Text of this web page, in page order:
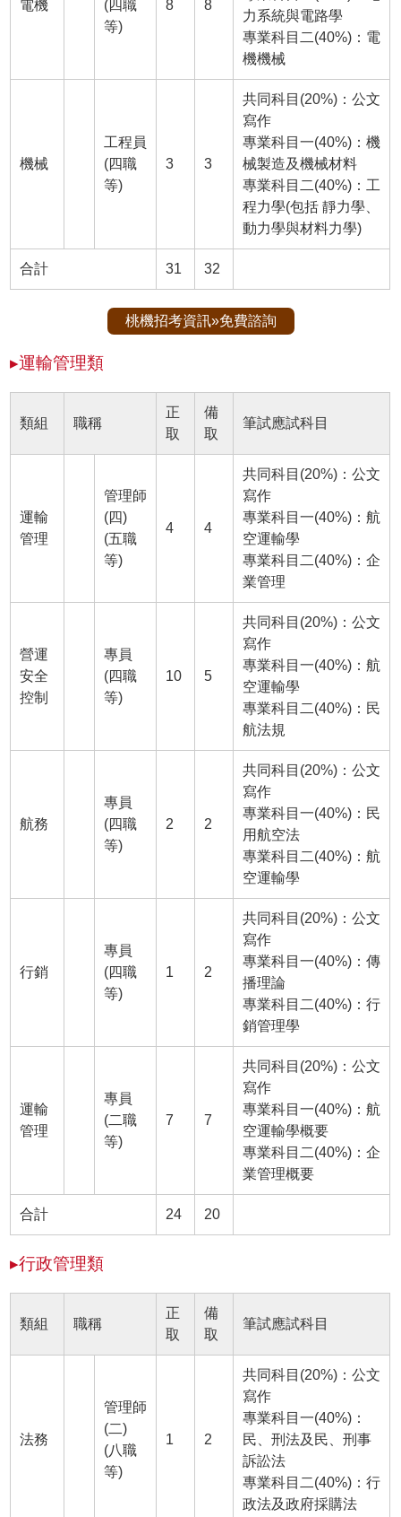
電機
(四職
等)
8 8
力系統與電路學
專業科目二(40%)：電
機機械
機械
工程員
(四職
等)
3 3
共同科目(20%)：公文
寫作
專業科目一(40%)：機
械製造及機械材料
專業科目二(40%)：工
程力學(包括 靜力學、
動力學與材料力學)
合計 31 32
桃機招考資訊»免費諮詢
▸運輸管理類
類組 職稱
正
取
備
取
筆試應試科目
運輸
管理
管理師
(四)
(五職
等)
4 4
共同科目(20%)：公文
寫作
專業科目一(40%)：航
空運輸學
專業科目二(40%)：企
業管理
營運
安全
控制
專員
(四職
等)
10 5
共同科目(20%)：公文
寫作
專業科目一(40%)：航
空運輸學
專業科目二(40%)：民
航法規
航務
專員
(四職
等)
2 2
共同科目(20%)：公文
寫作
專業科目一(40%)：民
用航空法
專業科目二(40%)：航
空運輸學
行銷
專員
(四職
等)
1 2
共同科目(20%)：公文
寫作
專業科目一(40%)：傳
播理論
專業科目二(40%)：行
銷管理學
運輸
管理
專員
(二職
等)
7 7
共同科目(20%)：公文
寫作
專業科目一(40%)：航
空運輸學概要
專業科目二(40%)：企
業管理概要
合計 24 20
▸行政管理類
類組 職稱
正
取
備
取
筆試應試科目
法務
管理師
(二)
(八職
等)
1 2
共同科目(20%)：公文
寫作
專業科目一(40%)：
民、刑法及民、刑事
訴訟法
專業科目二(40%)：行
政法及政府採購法